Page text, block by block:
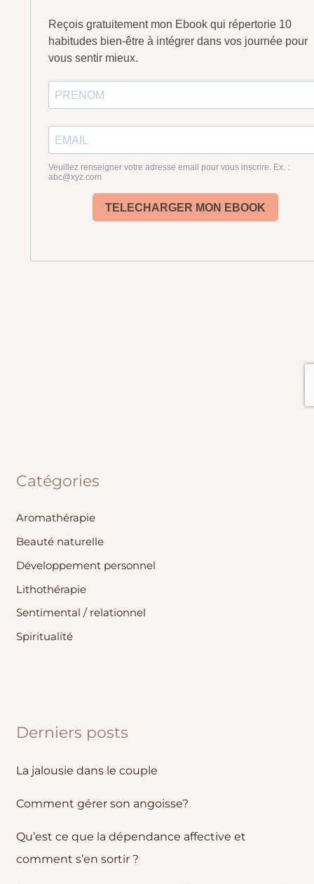
Catégories
Aromathérapie
Beauté naturelle
Développement personnel
Lithothérapie
Sentimental / relationnel
Spiritualité
Derniers posts
La jalousie dans le couple
Comment gérer son angoisse?
Qu’est ce que la dépendance affective et
comment s’en sortir ?